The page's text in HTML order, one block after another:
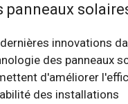
panneaux
innovations
des panneaux
d'améliorer
des installations